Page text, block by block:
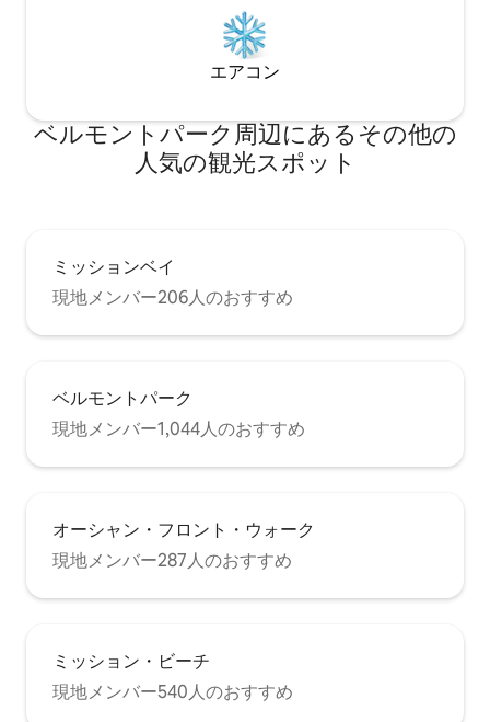
エアコン
ベルモントパーク⁠周⁠辺⁠に⁠あ⁠るそ⁠の⁠他⁠の
人⁠気⁠の観⁠光⁠ス⁠ポ⁠ッ⁠ト
ミッションベイ
現地メンバー206人のおすすめ
ベルモントパーク
現地メンバー1,044人のおすすめ
オーシャン・フロント・ウォーク
現地メンバー287人のおすすめ
ミッション・ビーチ
現地メンバー540人のおすすめ